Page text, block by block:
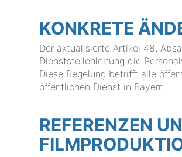
KONKRETE
Der aktualisierte Artikel 48,
Dienststellenleitung die
Diese Regelung betrifft alle
öffentlichen Dienst in Bayern.
REFERENZEN